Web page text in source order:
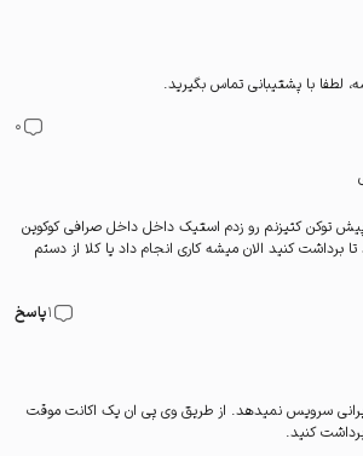
لطفا با پشتیبانی تماس بگیرید.
0
توکن کتیزنم رو زدم استیک داخل داخل صرافی کوکوین
برداشت کنید الان میشه کاری انجام داد یا کلا از دستم
1پاسخ
ایرانی سرویس نمیدهد. از طریق وی پی ان یک اکانت موقت
کنید.